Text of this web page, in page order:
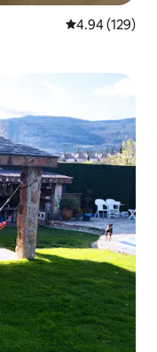
Calificación
4.94 (129)